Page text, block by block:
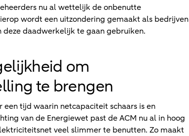
nu al wettelijk de onbenutte
wordt een uitzondering gemaakt als bedrijven
daadwerkelijk te gaan gebruiken.
om
te brengen
tijd waarin netcapaciteit schaars is en
van de Energiewet past de ACM nu al in hoog
veel slimmer te benutten. Zo maakt